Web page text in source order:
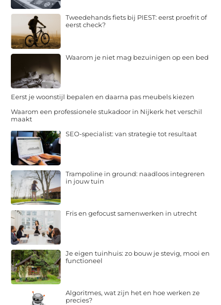
Tweedehands fiets bij PIEST: eerst proefrit of
eerst check?
Waarom je niet mag bezuinigen op een bed
Eerst je woonstijl bepalen en daarna pas meubels kiezen
Waarom een professionele stukadoor in Nijkerk het verschil
maakt
SEO-specialist: van strategie tot resultaat
Trampoline in ground: naadloos integreren
in jouw tuin
Fris en gefocust samenwerken in utrecht
Je eigen tuinhuis: zo bouw je stevig, mooi en
functioneel
Algoritmes, wat zijn het en hoe werken ze
precies?